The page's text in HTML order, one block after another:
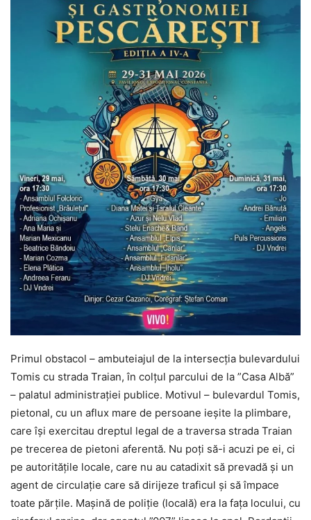
Primul obstacol – ambuteiajul de la intersecția bulevardului
Tomis cu strada Traian, în colțul parcului de la ”Casa Albă”
– palatul administrației publice. Motivul – bulevardul Tomis,
pietonal, cu un aflux mare de persoane ieșite la plimbare,
care își exercitau dreptul legal de a traversa strada Traian
pe trecerea de pietoni aferentă. Nu poți să-i acuzi pe ei, ci
pe autoritățile locale, care nu au catadixit să prevadă și un
agent de circulație care să dirijeze traficul și să împace
toate părțile. Mașină de poliție (locală) era la fața locului, cu